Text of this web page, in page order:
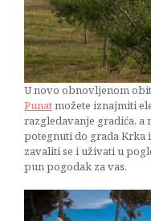
U novo obnovljenom
Punatmožete iznajmiti
razgledavanje gradića,
potegnuti do grada Krka
zavaliti se i uživati u
pun pogodak za vas.